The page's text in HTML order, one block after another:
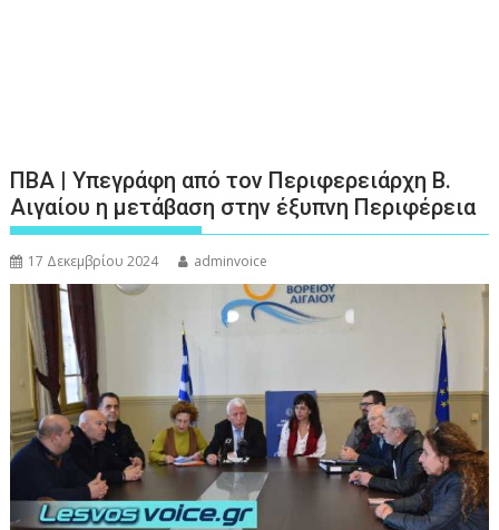
ΠΒΑ | Υπεγράφη από τον Περιφερειάρχη Β.
Αιγαίου η μετάβαση στην έξυπνη Περιφέρεια
17 Δεκεμβρίου 2024 adminvoice